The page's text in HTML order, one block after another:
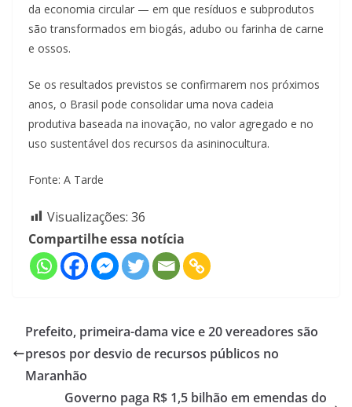
da economia circular — em que resíduos e subprodutos
são transformados em biogás, adubo ou farinha de carne
e ossos.
Se os resultados previstos se confirmarem nos próximos
anos, o Brasil pode consolidar uma nova cadeia
produtiva baseada na inovação, no valor agregado e no
uso sustentável dos recursos da asininocultura.
Fonte: A Tarde
Visualizações: 36
Compartilhe essa notícia
Prefeito, primeira-dama vice e 20 vereadores são
presos por desvio de recursos públicos no
Maranhão
Governo paga R$ 1,5 bilhão em emendas do